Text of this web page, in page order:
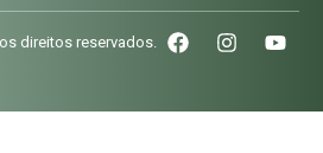
direitos reservados.